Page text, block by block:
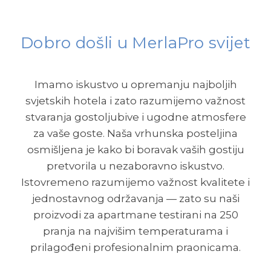
Dobro došli u MerlaPro svijet
Imamo iskustvo u opremanju najboljih
svjetskih hotela i zato razumijemo važnost
stvaranja gostoljubive i ugodne atmosfere
za vaše goste. Naša vrhunska posteljina
osmišljena je kako bi boravak vaših gostiju
pretvorila u nezaboravno iskustvo.
Istovremeno razumijemo važnost kvalitete i
jednostavnog održavanja — zato su naši
proizvodi za apartmane testirani na 250
pranja na najvišim temperaturama i
prilagođeni profesionalnim praonicama.